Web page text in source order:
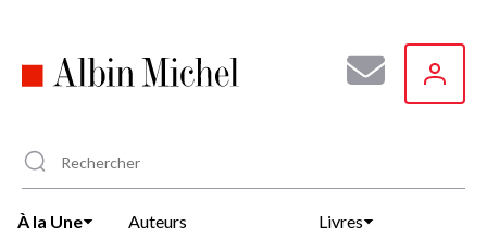
principal
À la Une Auteurs Livres